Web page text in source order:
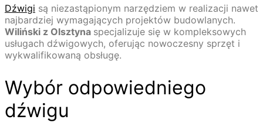
Dźwigi są niezastąpionym narzędziem w realizacji nawet
najbardziej wymagających projektów budowlanych.
Wiliński z Olsztyna specjalizuje się w kompleksowych
usługach dźwigowych, oferując nowoczesny sprzęt i
wykwalifikowaną obsługę.
Wybór odpowiedniego
dźwigu